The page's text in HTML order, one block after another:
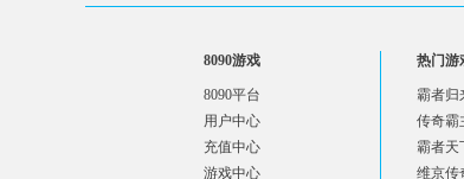
8090游戏
8090平台
用户中心
充值中心
游戏中心
热门游
霸者归
传奇霸
霸者天
维京传